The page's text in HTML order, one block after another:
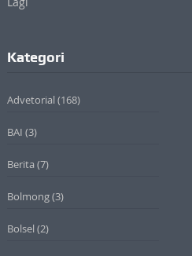
Kategori
Advetorial (168)
BAI (3)
Berita (7)
Bolmong(3)
Bolsel (2)